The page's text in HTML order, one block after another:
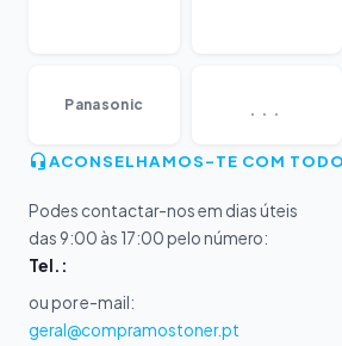
Panasonic
ACONSELHAMOS-TE COM
Podes contactar-nos em dias úteis
das 9:00 às 17:00 pelo número:
Tel.:
ou por e-mail:
geral@compramostoner.pt